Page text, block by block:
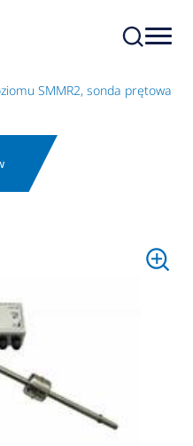
SMMR2, sonda prętowa